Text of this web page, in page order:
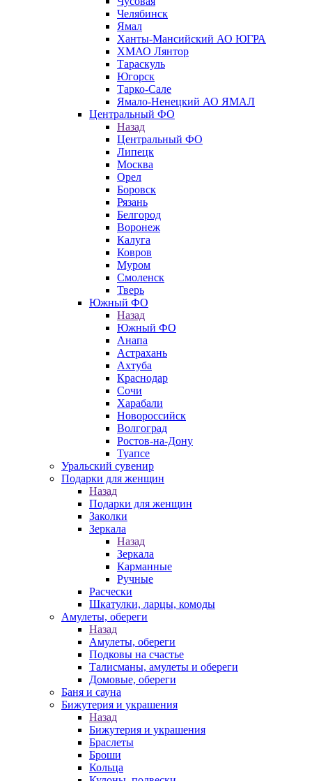
Челябинск
Ямал
Ханты-Мансийский АО ЮГРА
ХМАО Лянтор
Тараскуль
Югорск
Тарко-Сале
Ямало-Ненецкий АО ЯМАЛ
Центральный ФО
Назад
Центральный ФО
Липецк
Москва
Орел
Боровск
Рязань
Белгород
Воронеж
Калуга
Ковров
Муром
Смоленск
Тверь
Южный ФО
Назад
Южный ФО
Анапа
Астрахань
Ахтуба
Краснодар
Сочи
Харабали
Новороссийск
Волгоград
Ростов-на-Дону
Туапсе
Уральский сувенир
Подарки для женщин
Назад
Подарки для женщин
Заколки
Зеркала
Назад
Зеркала
Карманные
Ручные
Расчески
Шкатулки, ларцы, комоды
Амулеты, обереги
Назад
Амулеты, обереги
Подковы на счастье
Талисманы, амулеты и обереги
Домовые, обереги
Баня и сауна
Бижутерия и украшения
Назад
Бижутерия и украшения
Браслеты
Броши
Кольца